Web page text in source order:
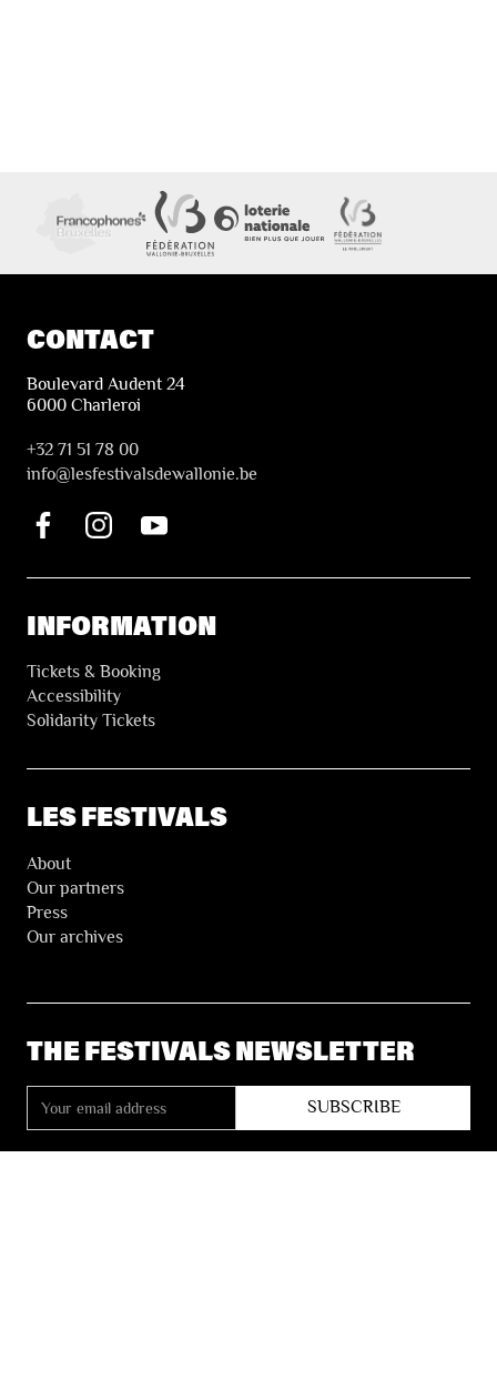
CONTACT
Boulevard Audent 24
6000 Charleroi
+32 71 51 78 00
info@lesfestivalsdewallonie.be
INFORMATION
Tickets & Booking
Accessibility
Solidarity Tickets
LES FESTIVALS
About
Our partners
Press
Our archives
THE FESTIVALS NEWSLETTER